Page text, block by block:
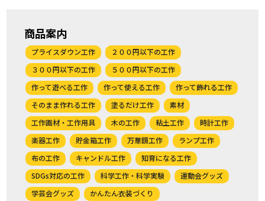
商品案内
プライスダウン工作
２００円以下の工作
３００円以下の工作
５００円以下の工作
作って遊べる工作
作って使える工作
作って飾れる工作
そのまま作れる工作
塗るだけ工作
素材
工作画材・工作用具
木の工作 粘土工作
時計工作
楽器工作
貯金箱工作 万華鏡工作
ランプ工作
布の工作
キャンドル工作
知育になる工作
SDGs対応の工作
科学工作・科学実験
運動会グッズ
学芸会グッズ
かんたん衣装づくり